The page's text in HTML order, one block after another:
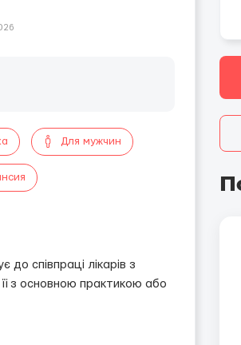
Для мужчин
співпраці лікарів з
з основною практикою або